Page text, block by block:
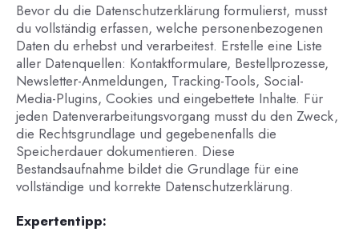
Bevor du die Datenschutzerklärung formulierst, musst
du vollständig erfassen, welche personenbezogenen
Daten du erhebst und verarbeitest. Erstelle eine Liste
aller Datenquellen: Kontaktformulare, Bestellprozesse,
Newsletter-Anmeldungen, Tracking-Tools, Social-
Media-Plugins, Cookies und eingebettete Inhalte. Für
jeden Datenverarbeitungsvorgang musst du den Zweck,
die Rechtsgrundlage und gegebenenfalls die
Speicherdauer dokumentieren. Diese
Bestandsaufnahme bildet die Grundlage für eine
vollständige und korrekte Datenschutzerklärung.
Expertentipp: